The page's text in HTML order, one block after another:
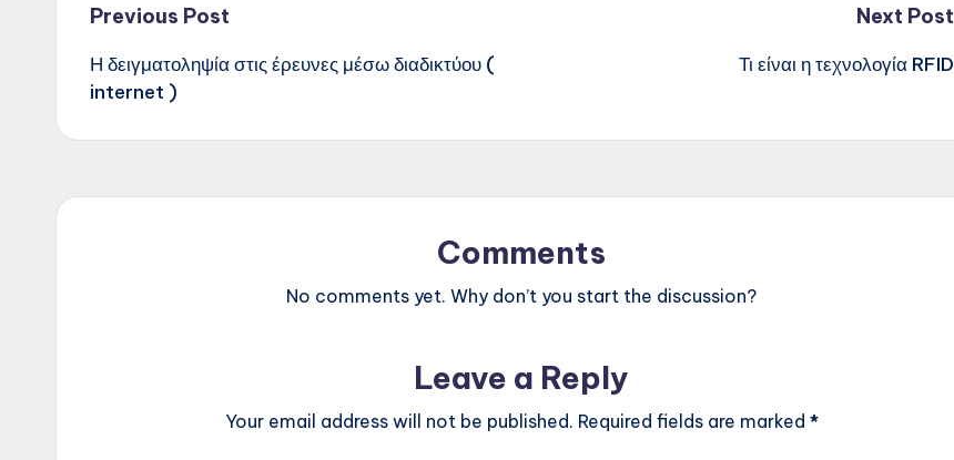
Post
navigation
Previous Post
Η δειγματοληψία στις έρευνες μέσω διαδικτύου (
internet )
Next Post
Τι είναι η τεχνολογία RFID
Comments
No comments yet. Why don’t you start the discussion?
Leave a Reply
Your email address will not be published. Required fields are marked *